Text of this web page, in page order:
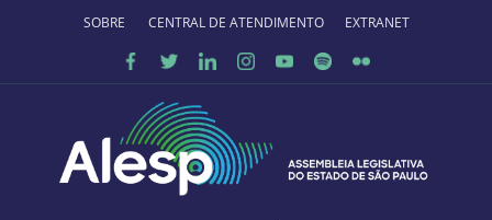
Ir para o conteúdo principal
SOBRE O PORTALCENTRAL DE ATENDIMENTO EXTRANET